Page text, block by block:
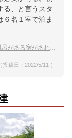
る、と言うスタ
６名１室で泊ま
があれば教えてください。
稿日：2022/5/11 ）